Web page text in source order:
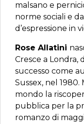
malsano e
norme sociali e
d’espressione in
Rose Allatini
Cresce a Londra,
successo come
Sussex, nel
mondo la
pubblica per la
romanzo di